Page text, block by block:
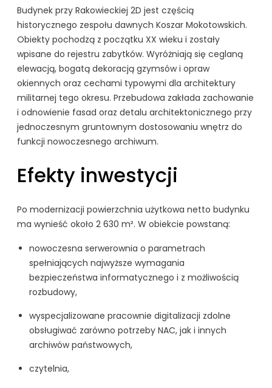
Budynek przy Rakowieckiej 2D jest częścią
historycznego zespołu dawnych Koszar Mokotowskich.
Obiekty pochodzą z początku XX wieku i zostały
wpisane do rejestru zabytków. Wyróżniają się ceglaną
elewacją, bogatą dekoracją gzymsów i opraw
okiennych oraz cechami typowymi dla architektury
militarnej tego okresu. Przebudowa zakłada zachowanie
i odnowienie fasad oraz detalu architektonicznego przy
jednoczesnym gruntownym dostosowaniu wnętrz do
funkcji nowoczesnego archiwum.
Efekty inwestycji
Po modernizacji powierzchnia użytkowa netto budynku
ma wynieść około 2 630 m². W obiekcie powstaną:
nowoczesna serwerownia o parametrach
spełniających najwyższe wymagania
bezpieczeństwa informatycznego i z możliwością
rozbudowy,
wyspecjalizowane pracownie digitalizacji zdolne
obsługiwać zarówno potrzeby NAC, jak i innych
archiwów państwowych,
czytelnia,